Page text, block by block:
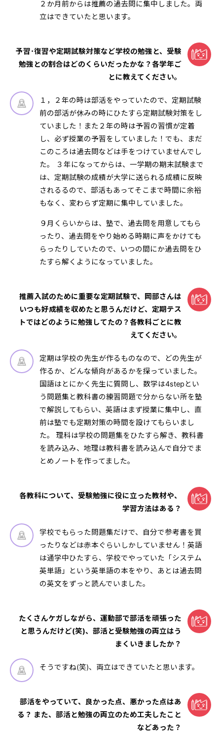
２か月前からは推薦の過去問に集中しました。両
立はできていたと思います。
予習･復習や定期試験対策など学校の勉強と、受験
勉強との割合はどのくらいだったかな？各学年ご
とに教えてください。
１，２年の時は部活をやっていたので、定期試験
前の部活が休みの時にひたすら定期試験対策をし
ていました！また２年の時は予習の習慣が定着
し、必ず授業の予習をしていました！でも、まだ
このころは過去問などは手をつけていませんでし
た。 ３年になってからは、一学期の期末試験まで
は、定期試験の成績が大学に送られる成績に反映
されるるので、部活もあってそこまで時間に余裕
もなく、変わらず定期に集中していました。
９月くらいからは、塾で、過去問を用意してもら
ったり、過去問をやり始める時期に声をかけても
らったりしていたので、いつの間にか過去問をひ
たすら解くようになっていました。
推薦入試のために重要な定期試験で、岡部さんは
いつも好成績を収めたと思うんだけど、定期テス
トではどのように勉強してたの？各教科ごとに教
えてください。
定期は学校の先生が作るものなので、どの先生が
作るか、どんな傾向があるかを探っていました。
国語はとにかく先生に質問し、数学は4stepとい
う問題集と教科書の練習問題で分からない所を塾
で解説してもらい、英語はまず授業に集中し、直
前は塾でも定期対策の時間を設けてもらいまし
た。 理科は学校の問題集をひたすら解き、教科書
を読み込み、地理は教科書を読み込んで自分でま
とめノートを作ってました。
各教科について、受験勉強に役に立った教材や、
学習方法はある？
学校でもらった問題集だけで、自分で参考書を買
ったりなどは赤本ぐらいしかしていません！英語
は通学中ひたすら、学校でやっていた「システム
英単語」という英単語の本をやり、あとは過去問
の英文をずっと読んでいました。
たくさんケガしながら、運動部で部活を頑張った
と思うんだけど(笑)、部活と受験勉強の両立はう
まくいきましたか？
そうですね(笑)、両立はできていたと思います。
部活をやっていて、良かった点、悪かった点はあ
る？ また、部活と勉強の両立のため工夫したこと
などあった？